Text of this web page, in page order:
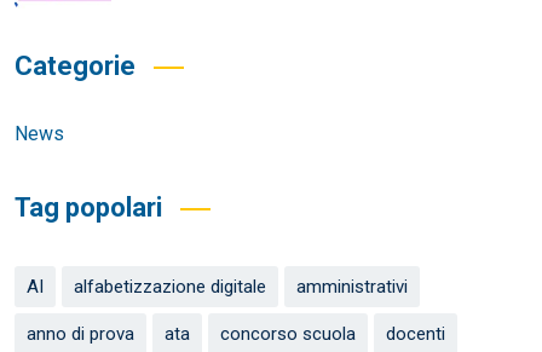
Categorie
News
Tag popolari
AI alfabetizzazione digitale amministrativi
anno di prova ata concorso scuola docenti